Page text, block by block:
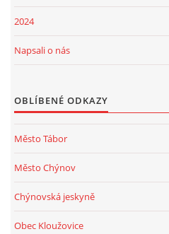
2024
Napsali o nás
OBLÍBENÉ ODKAZY
Město Tábor
Město Chýnov
Chýnovská jeskyně
Obec Kloužovice